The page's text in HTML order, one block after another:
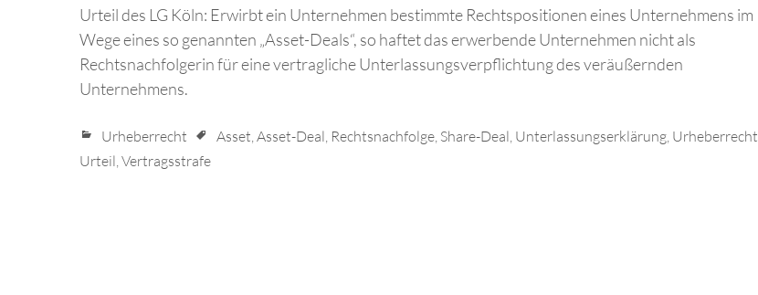
Urteil des LG Köln: Erwirbt ein Unternehmen bestimmte Rechtspositionen eines Unternehmens im
Wege eines so genannten „Asset-Deals“, so haftet das erwerbende Unternehmen nicht als
Rechtsnachfolgerin für eine vertragliche Unterlassungsverpflichtung des veräußernden
Unternehmens.
Urheberrecht Asset Asset-Deal Rechtsnachfolge Share-Deal Unterlassungserklärung Urheberrecht
Urteil Vertragsstrafe